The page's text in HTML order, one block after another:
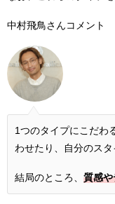
中村飛鳥さんコメント
1つのタイプにこだわ
わせたり、自分のスタ
結局のところ、 質感